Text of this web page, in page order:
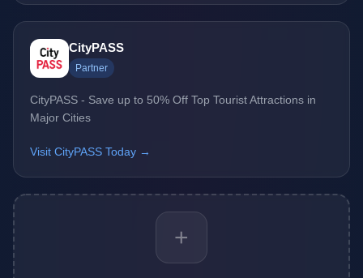
CityPASS
Partner
CityPASS - Save up to 50% Off Top Tourist Attractions in
Major Cities
Visit CityPASS Today →
+